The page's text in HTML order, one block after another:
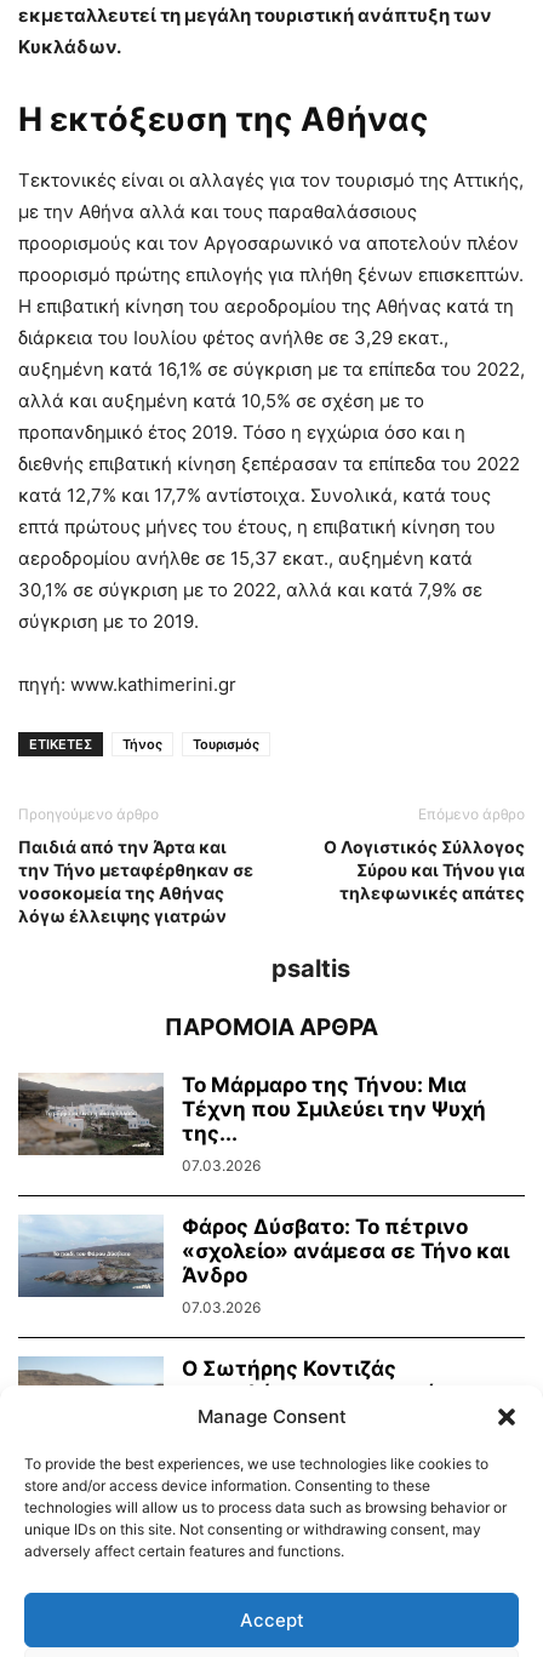
εκμεταλλευτεί τη μεγάλη τουριστική ανάπτυξη των
Κυκλάδων.
Η εκτόξευση της Αθήνας
Τεκτονικές είναι οι αλλαγές για τον τουρισμό της Αττικής,
με την Αθήνα αλλά και τους παραθαλάσσιους
προορισμούς και τον Αργοσαρωνικό να αποτελούν πλέον
προορισμό πρώτης επιλογής για πλήθη ξένων επισκεπτών.
Η επιβατική κίνηση του αεροδρομίου της Αθήνας κατά τη
διάρκεια του Ιουλίου φέτος ανήλθε σε 3,29 εκατ.,
αυξημένη κατά 16,1% σε σύγκριση με τα επίπεδα του 2022,
αλλά και αυξημένη κατά 10,5% σε σχέση με το
προπανδημικό έτος 2019. Τόσο η εγχώρια όσο και η
διεθνής επιβατική κίνηση ξεπέρασαν τα επίπεδα του 2022
κατά 12,7% και 17,7% αντίστοιχα. Συνολικά, κατά τους
επτά πρώτους μήνες του έτους, η επιβατική κίνηση του
αεροδρομίου ανήλθε σε 15,37 εκατ., αυξημένη κατά
30,1% σε σύγκριση με το 2022, αλλά και κατά 7,9% σε
σύγκριση με το 2019.
πηγή: www.kathimerini.gr
ΕΤΙΚΕΤΕΣ Τήνος Τουρισμός
Προηγούμενο άρθρο
Παιδιά από την Άρτα και
την Τήνο μεταφέρθηκαν σε
νοσοκομεία της Αθήνας
λόγω έλλειψης γιατρών
Επόμενο άρθρο
Ο Λογιστικός Σύλλογος
Σύρου και Τήνου για
τηλεφωνικές απάτες
psaltis
ΠΑΡΟΜΟΙΑ ΑΡΘΡΑ
Το Μάρμαρο της Τήνου: Μια
Τέχνη που Σμιλεύει την Ψυχή
της...
07.03.2026
Φάρος Δύσβατο: Το πέτρινο
«σχολείο» ανάμεσα σε Τήνο και
Άνδρο
07.03.2026
Ο Σωτήρης Κοντιζάς
ανακαλύπτει τα μυστικά της
τηνιακής λούζας με την...
Δημοτικό Λιμενικό Ταμείο Τήνου – Άνδρου
Manage Consent
To provide the best experiences, we use technologies like cookies to
store and/or access device information. Consenting to these
technologies will allow us to process data such as browsing behavior or
unique IDs on this site. Not consenting or withdrawing consent, may
adversely affect certain features and functions.
Accept